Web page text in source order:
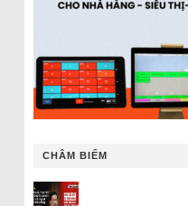
CHÂM BIẾM